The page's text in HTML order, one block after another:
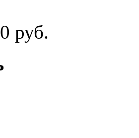
руб.